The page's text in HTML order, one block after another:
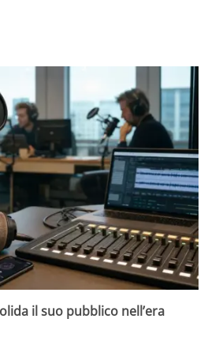
il suo pubblico nell’era